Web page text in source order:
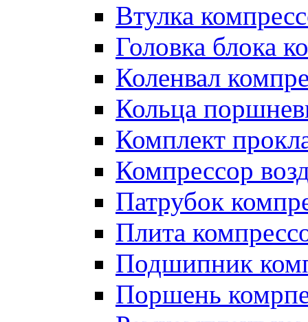
Втулка
Головка блока
Коленвал
Кольца
Комплект
Компрессор
Патрубок
Плита
Подшипник
Поршень